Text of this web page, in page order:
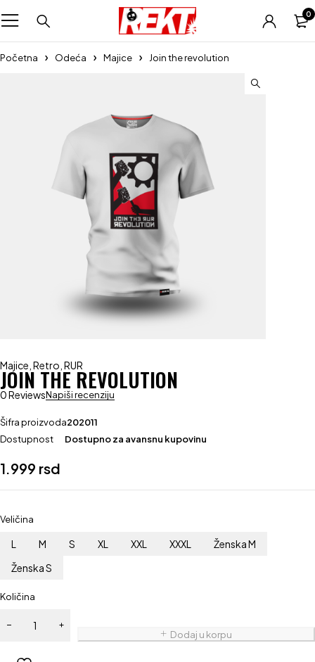
0
Početna Odeća Majice Join the revolution
Majice Retro RUR
JOIN THE REVOLUTION
0 ReviewsNapiši recenziju
Šifra proizvoda202011
Dostupnost
Dostupno za avansnu kupovinu
1.999 rsd
Veličina
L M S XL XXL XXXL
Ženska M
Ženska S
Količina
Dodaj u korpu